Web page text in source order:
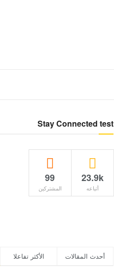
Stay Connected test
23.9k
أتباعه
99
المشتركين
الأكثر تفاعلا أحدث المقالات